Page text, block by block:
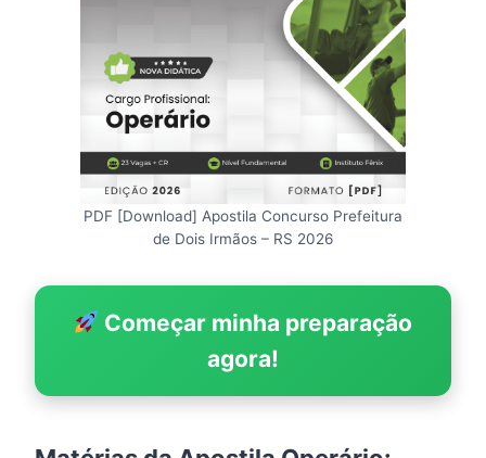
PDF [Download] Apostila Concurso Prefeitura
de Dois Irmãos – RS 2026
Começar minha preparação
agora!